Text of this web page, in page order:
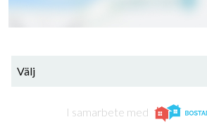
Välj
I samarbete med